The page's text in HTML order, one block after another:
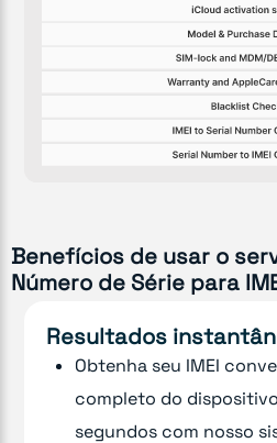
Benefícios de usar o
Número de Série para
Resultados
Obtenha seu IMEI
completo do
segundos com nosso